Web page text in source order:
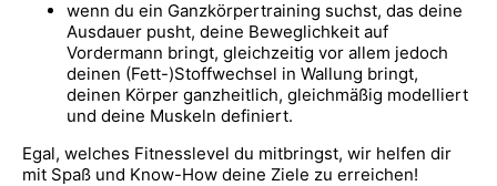
wenn du ein Ganzkörpertraining suchst, das deine
Ausdauer pusht, deine Beweglichkeit auf
Vordermann bringt, gleichzeitig vor allem jedoch
deinen (Fett-)Stoffwechsel in Wallung bringt,
deinen Körper ganzheitlich, gleichmäßig modelliert
und deine Muskeln definiert.
Egal, welches Fitnesslevel du mitbringst, wir helfen dir
mit Spaß und Know-How deine Ziele zu erreichen!